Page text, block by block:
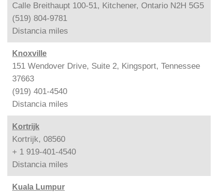
Calle Breithaupt 100-51, Kitchener, Ontario N2H 5G5
(519) 804-9781
Distancia miles
Knoxville
151 Wendover Drive, Suite 2, Kingsport, Tennessee
37663
(919) 401-4540
Distancia miles
Kortrijk
Kortrijk, 08560
+ 1 919-401-4540
Distancia miles
Kuala Lumpur